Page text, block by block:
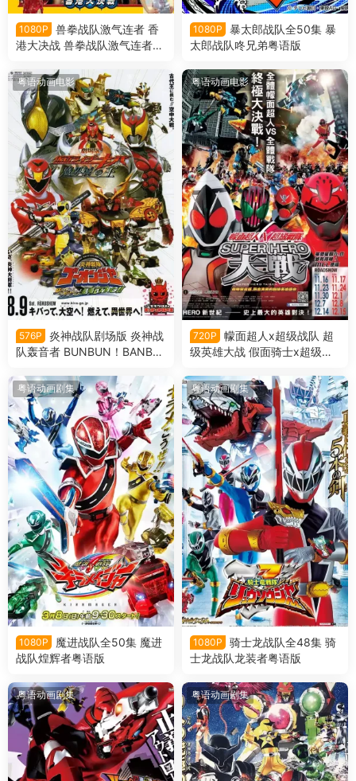
1080P
兽拳战队激气连者 香
港大决战 兽拳战队激气连者
版
1080P
暴太郎战队全50集 暴
太郎战队咚兄弟粤语版
粤语动画电影
576P
炎神战队剧场版 炎神战
队轰音者 BUNBUN！BANBA
粤语动画电影
720P
幪面超人x超级战队 超
级英雄大战 假面骑士x超级战
粤语动画剧集
1080P
魔进战队全50集 魔进
战队煌辉者粤语版
粤语动画剧集
1080P
骑士龙战队全48集 骑
士龙战队龙装者粤语版
粤语动画剧集 粤语动画剧集